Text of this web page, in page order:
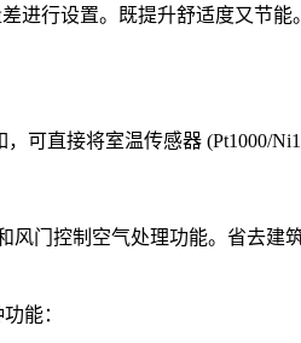
进行设置。既提升舒适度又节
可直接将室温传感器 (Pt1000/
风门控制空气处理功能。省去建
能：